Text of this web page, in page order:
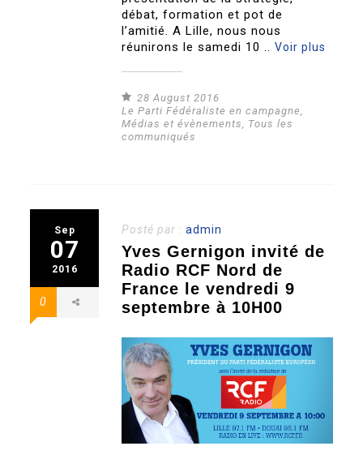
débat, formation et pot de
l’amitié. A Lille, nous nous
réunirons le samedi 10 ..Voir plus
28 August 2016
Le Parti Fédéraliste en campagne,
Médias et évènements, Tous les
communiqués
Sep
07
2016
0
Posté par :admin
Yves Gernigon invité de
Radio RCF Nord de
France le vendredi 9
septembre à 10H00